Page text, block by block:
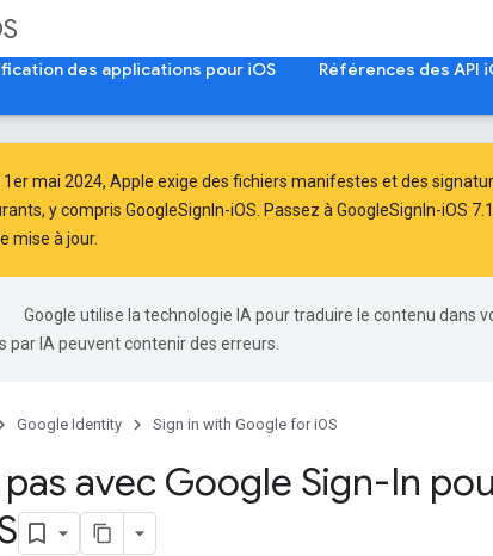
des applications pour iOS Références des API
1er mai 2024, Apple exige des fichiers manifestes et des
y compris GoogleSignIn-iOS. Passez à GoogleSignIn-iOS
mise à jour.
Google utilise la technologie IA pour traduire le contenu dans
par IA peuvent contenir des erreurs.
Google Identity Sign in with Google for iOS
pas avec Google Sign-In